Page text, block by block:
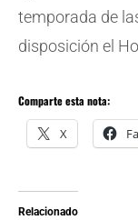
temporada de
disposición el
Comparte esta nota:
X
Relacionado